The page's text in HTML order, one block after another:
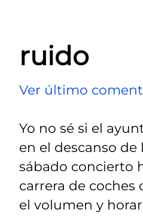
ruido
Ver último
Yo no sé si el
en el descanso de
sábado concierto
carrera de
el volumen y